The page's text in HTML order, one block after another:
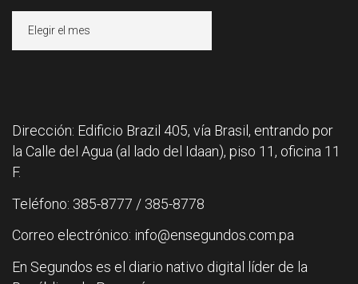
Dirección: Edificio Brazil 405, vía Brasil, entrando por
la Calle del Agua (al lado del Idaan), piso 11, oficina 11
F.
Teléfono: 385-8777 / 385-8778
Correo electrónico: info@ensegundos.com.pa
En Segundos es el diario nativo digital líder de la